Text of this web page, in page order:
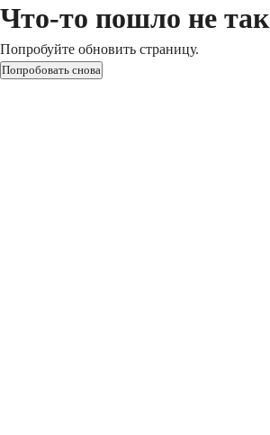
Что-то пошло не так
Попробуйте обновить страницу.
Попробовать снова